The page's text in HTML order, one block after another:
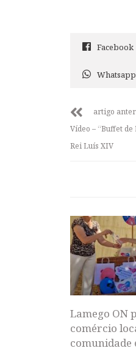
Facebook
Whatsapp
artigo
Vídeo – “Buffet
Rei Luís XIV
Lamego ON
comércio
comunidade